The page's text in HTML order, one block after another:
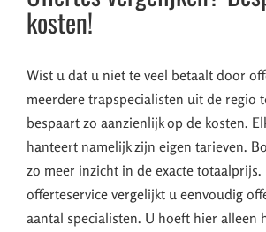
kosten!
Wist u dat u niet te veel betaalt door
meerdere trapspecialisten uit de regio
bespaart zo aanzienlijk op de kosten.
hanteert namelijk zijn eigen tarieven.
zo meer inzicht in de exacte totaalprijs.
offerteservice vergelijkt u eenvoudig
aantal specialisten. U hoeft hier alleen